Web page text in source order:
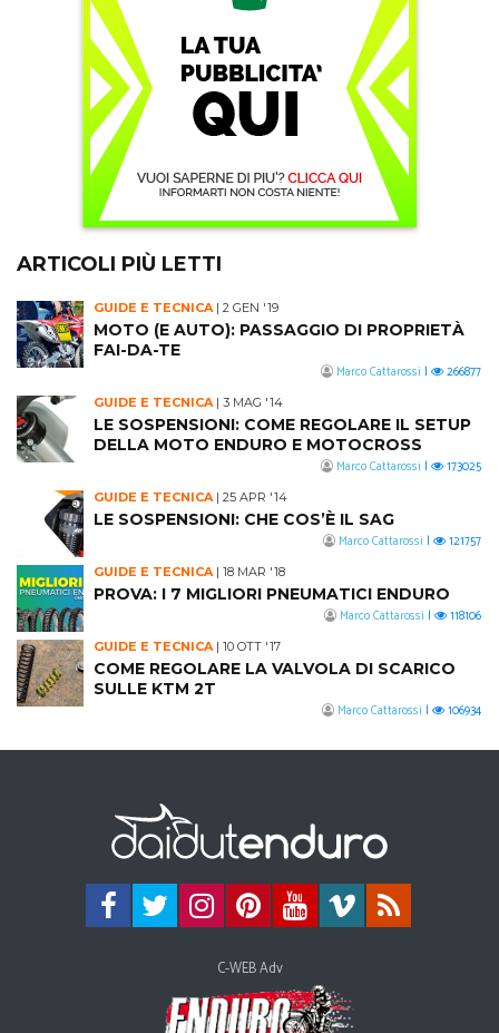
ARTICOLI PIÙ LETTI
GUIDE E TECNICA| 2 GEN '19
MOTO (E AUTO): PASSAGGIO DI PROPRIETÀ
FAI-DA-TE
Marco Cattarossi | 266877
GUIDE E TECNICA| 3 MAG '14
LE SOSPENSIONI: COME REGOLARE IL SETUP
DELLA MOTO ENDURO E MOTOCROSS
Marco Cattarossi | 173025
GUIDE E TECNICA| 25 APR '14
LE SOSPENSIONI: CHE COS’È IL SAG
Marco Cattarossi | 121757
GUIDE E TECNICA| 18 MAR '18
PROVA: I 7 MIGLIORI PNEUMATICI ENDURO
Marco Cattarossi | 118106
GUIDE E TECNICA| 10 OTT '17
COME REGOLARE LA VALVOLA DI SCARICO
SULLE KTM 2T
Marco Cattarossi | 106934
C-WEB Adv